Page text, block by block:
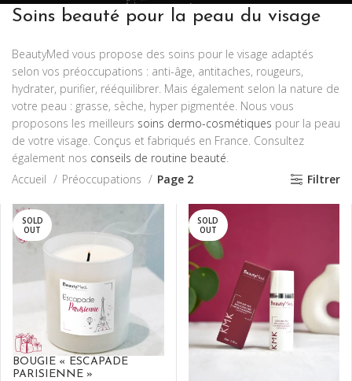
Soins beauté pour la peau du visage
BeautyMed vous propose des soins pour le visage adaptés
selon vos préoccupations : anti-âge, antitaches, rougeurs,
hydrater, purifier, rééquilibrer. Mais également selon la nature de
votre peau : grasse, sèche, hyper pigmentée. Nous vous
proposons les meilleurs soins dermo-cosmétiques pour la peau
de votre visage. Conçus et fabriqués en France. Consultez
également nos conseils de routine beauté.
Accueil
Préoccupations Page 2 Filtrer
SOLD
OUT
BOUGIE « ESCAPADE
PARISIENNE »
SOLD
OUT